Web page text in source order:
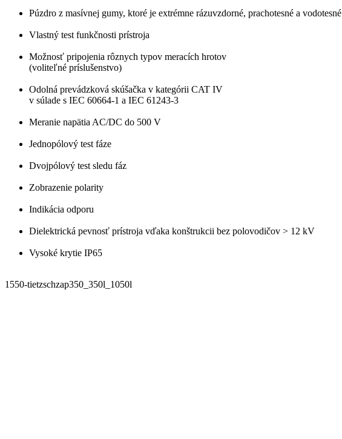
Púzdro z masívnej gumy, ktoré je extrémne rázuvzdorné, prachotesné a vodotesné
Vlastný test funkčnosti prístroja
Možnosť pripojenia rôznych typov meracích hrotov
(voliteľné príslušenstvo)
Odolná prevádzková skúšačka v kategórii CAT IV
v súlade s IEC 60664-1 a IEC 61243-3
Meranie napätia AC/DC do 500 V
Jednopólový test fáze
Dvojpólový test sledu fáz
Zobrazenie polarity
Indikácia odporu
Dielektrická pevnosť prístroja vďaka konštrukcii bez polovodičov > 12 kV
Vysoké krytie IP65
1550-tietzschzap350_350l_1050l